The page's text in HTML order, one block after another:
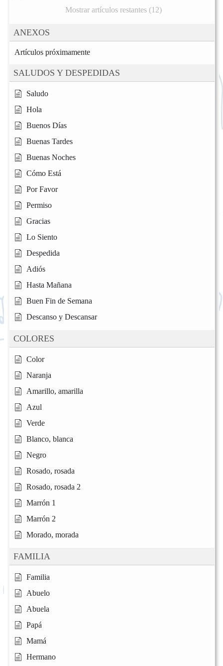
Mostrar artículos restantes (12)
ANEXOS
Artículos próximamente
SALUDOS Y DESPEDIDAS
Saludo
Hola
Buenos Días
Buenas Tardes
Buenas Noches
Cómo Está
Por Favor
Permiso
Gracias
Lo Siento
Despedida
Adiós
Hasta Mañana
Buen Fin de Semana
Descanso y Descansar
COLORES
Color
Naranja
Amarillo, amarilla
Azul
Verde
Blanco, blanca
Negro
Rosado, rosada
Rosado, rosada 2
Marrón 1
Marrón 2
Morado, morada
FAMILIA
Familia
Abuelo
Abuela
Papá
Mamá
Hermano